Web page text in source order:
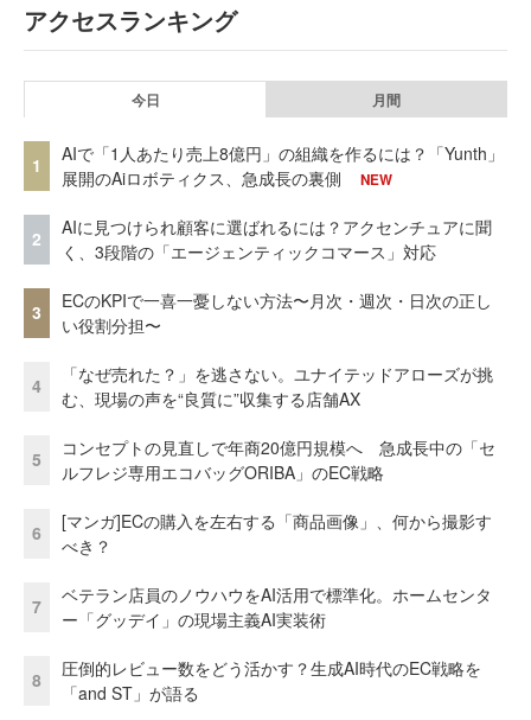
アクセスランキング
今日 月間
1
AIで「1人あたり売上8億円」の組織を作るには？「Yunth」
展開のAiロボティクス、急成長の裏側
NEW
2
AIに見つけられ顧客に選ばれるには？アクセンチュアに聞
く、3段階の「エージェンティックコマース」対応
3
ECのKPIで一喜一憂しない方法〜月次・週次・日次の正し
い役割分担〜
4
「なぜ売れた？」を逃さない。ユナイテッドアローズが挑
む、現場の声を“良質に”収集する店舗AX
5
コンセプトの見直しで年商20億円規模へ 急成長中の「セ
ルフレジ専用エコバッグORIBA」のEC戦略
6
[マンガ]ECの購入を左右する「商品画像」、何から撮影す
べき？
7
ベテラン店員のノウハウをAI活用で標準化。ホームセンタ
ー「グッデイ」の現場主義AI実装術
8
圧倒的レビュー数をどう活かす？生成AI時代のEC戦略を
「and ST」が語る